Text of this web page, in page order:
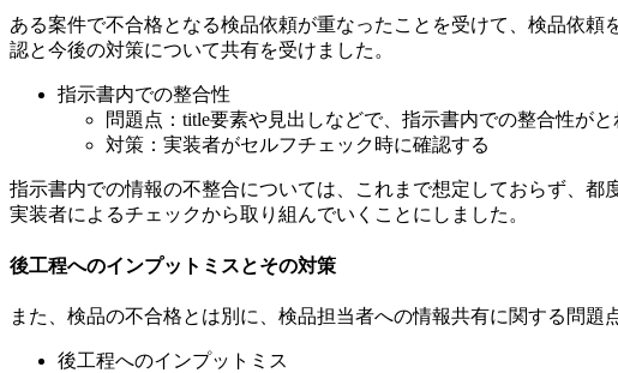
ある案件で不合格となる検品依頼が重なったことを受けて、検品依
認と今後の対策について共有を受けました。
指示書内での整合性
問題点：title要素や見出しなどで、指示書内での整合性が
対策：実装者がセルフチェック時に確認する
指示書内での情報の不整合については、これまで想定しておらず、
実装者によるチェックから取り組んでいくことにしました。
後工程へのインプットミスとその対策
また、検品の不合格とは別に、検品担当者への情報共有に関する問題
後工程へのインプットミス